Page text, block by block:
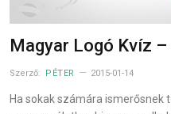
Magyar Logó Kvíz
Szerző: PÉTER 2015-01-14
Ha sokak számára ismerősnek